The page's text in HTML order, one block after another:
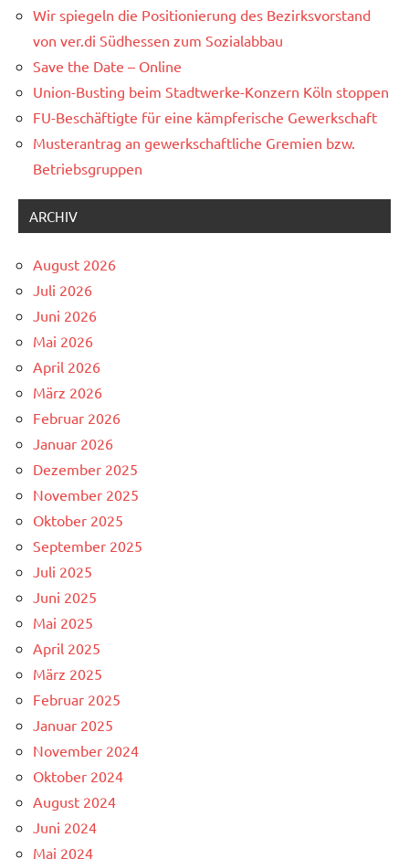
Wir spiegeln die Positionierung des Bezirksvorstand
von ver.di Südhessen zum Sozialabbau
Save the Date – Online
Union-Busting beim Stadtwerke-Konzern Köln stoppen
FU-Beschäftigte für eine kämpferische Gewerkschaft
Musterantrag an gewerkschaftliche Gremien bzw.
Betriebsgruppen
ARCHIV
August 2026
Juli 2026
Juni 2026
Mai 2026
April 2026
März 2026
Februar 2026
Januar 2026
Dezember 2025
November 2025
Oktober 2025
September 2025
Juli 2025
Juni 2025
Mai 2025
April 2025
März 2025
Februar 2025
Januar 2025
November 2024
Oktober 2024
August 2024
Juni 2024
Mai 2024